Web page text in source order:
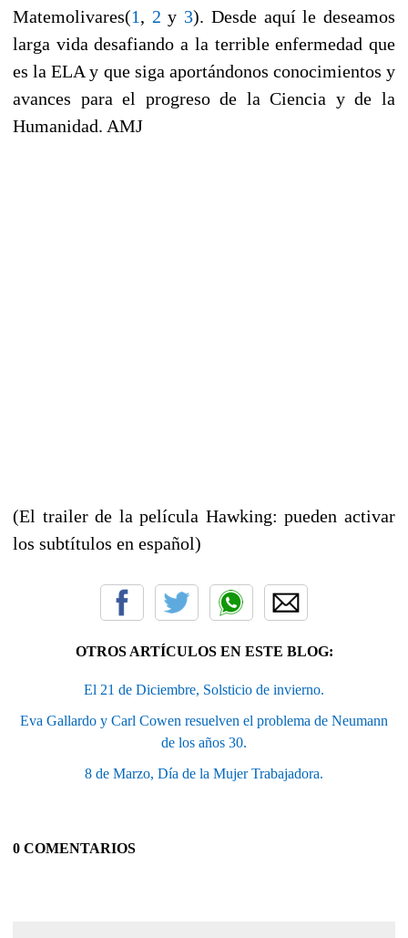
Matemolivares(1, 2y 3). Desde aquí le deseamos
larga vida desafiando a la terrible enfermedad que
es la ELA y que siga aportándonos conocimientos y
avances para el progreso de la Ciencia y de la
Humanidad. AMJ
(El trailer de la película Hawking: pueden activar
los subtítulos en español)
OTROS ARTÍCULOS EN ESTE BLOG:
El 21 de Diciembre, Solsticio de invierno.
Eva Gallardo y Carl Cowen resuelven el problema de Neumann
de los años 30.
8 de Marzo, Día de la Mujer Trabajadora.
0 COMENTARIOS